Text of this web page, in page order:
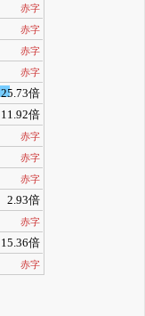
赤字
赤字
赤字
赤字
25.73倍
11.92倍
赤字
赤字
赤字
2.93倍
赤字
15.36倍
赤字